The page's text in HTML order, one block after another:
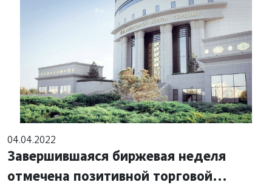
04.04.2022
Завершившаяся биржевая неделя
отмечена позитивной торговой